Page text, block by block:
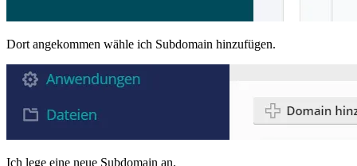
Dort angekommen wähle ich Subdomain hinzufügen.
Ich lege eine neue Subdomain an.